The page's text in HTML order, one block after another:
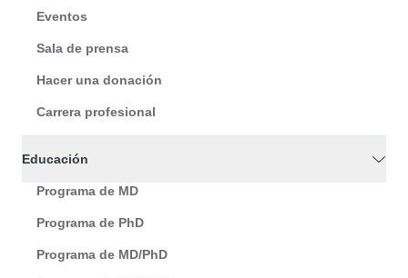
Eventos
Sala de prensa
Hacer una donación
Carrera profesional
Educación
Programa de MD
Programa de PhD
Programa de MD/PhD